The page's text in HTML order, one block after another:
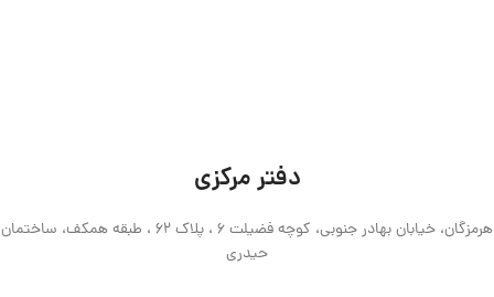
دفتر مرکزی
هرمزگان، خیابان بهادر جنوبی، کوچه فضیلت 6 ، پلاک 62 ، طبقه همکف، ساختمان
حیدری